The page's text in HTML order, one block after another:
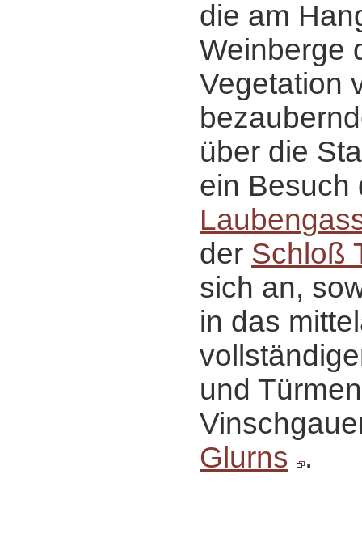
die am
Weinberge
Vegetation
über die
ein
der Schloß
sich an,
in das
und
Glurns .